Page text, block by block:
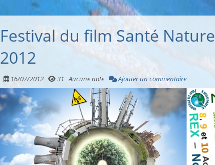
Festival du film Santé Nature
2012
16/07/2012 31 Aucune note Ajouter un commentaire